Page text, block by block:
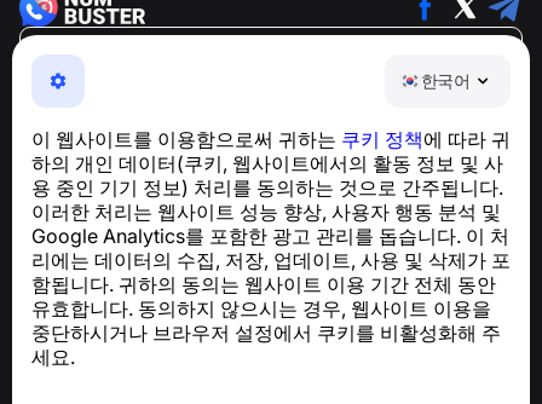
한국어
이 웹사이트를 이용함으로써 귀하는 쿠키 정책에 따라 귀
하의 개인 데이터(쿠키, 웹사이트에서의 활동 정보 및 사
용 중인 기기 정보) 처리를 동의하는 것으로 간주됩니다.
이러한 처리는 웹사이트 성능 향상, 사용자 행동 분석 및
Google Analytics를 포함한 광고 관리를 돕습니다. 이 처
리에는 데이터의 수집, 저장, 업데이트, 사용 및 삭제가 포
함됩니다. 귀하의 동의는 웹사이트 이용 기간 전체 동안
유효합니다. 동의하지 않으시는 경우, 웹사이트 이용을
중단하시거나 브라우저 설정에서 쿠키를 비활성화해 주
세요.
NumBuster © 2013—2026 ·
support@numbuster.com
하는 간편한 앱
GDPR 준수 관련 문의:support@numbuster.com
도움말 센터
뉴스 및 기사
프로젝트 소개
연락처